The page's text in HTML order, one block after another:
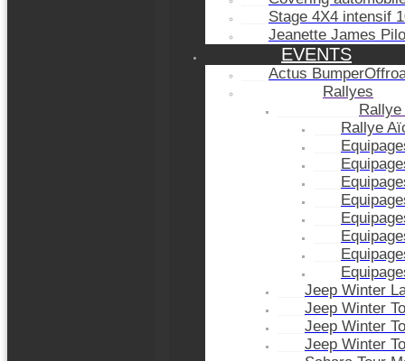
Stage 4X4 intensif
Jeanette James
EVENTS
Actus
Rallyes
Rallye
Jeep Winter
Jeep Winter
Jeep Winter
Jeep Winter